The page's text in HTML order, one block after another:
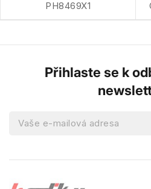
PH8469X1
Přihlaste se k